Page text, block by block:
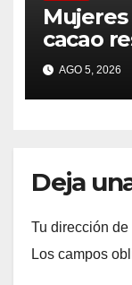
cacao
Alfonso
rumbo
Estatal
AGO 5, 2026
Deja
Tu dirección
Los campos